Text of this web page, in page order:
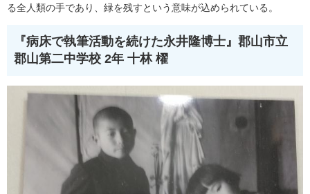
る全人類の手であり、緑を残すという意味が込められている。
『病床で執筆活動を続けた永井隆博士』 郡山市立
郡山第二中学校 2年 十林 櫂​